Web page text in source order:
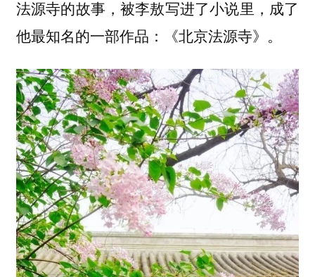
法源寺的故事，被李敖写进了小说里，成了
他最知名的一部作品：《北京法源寺》。